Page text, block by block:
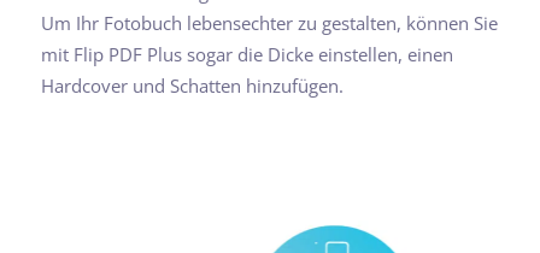
Um Ihr Fotobuch lebensechter zu gestalten, können Sie
mit Flip PDF Plus sogar die Dicke einstellen, einen
Hardcover und Schatten hinzufügen.